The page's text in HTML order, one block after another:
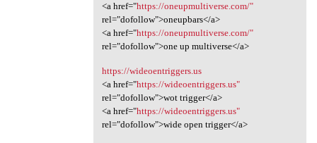
<a href="https://oneupmultiverse.com/"
rel="dofollow">oneupbars</a>
<a href="https://oneupmultiverse.com/"
rel="dofollow">one up multiverse</a>
https://wideoentriggers.us
<a href="https://wideoentriggers.us"
rel="dofollow">wot trigger</a>
<a href="https://wideoentriggers.us"
rel="dofollow">wide open trigger</a>